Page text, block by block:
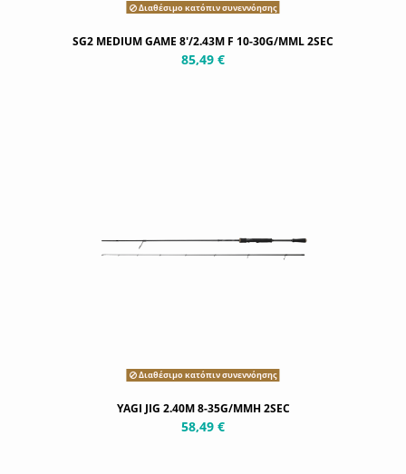
Διαθέσιμο κατόπιν συνεννόησης
SG2 MEDIUM GAME 8'/2.43M F 10-30G/MML 2SEC
85,49 €
Διαθέσιμο κατόπιν συνεννόησης
YAGI JIG 2.40M 8-35G/MMH 2SEC
58,49 €